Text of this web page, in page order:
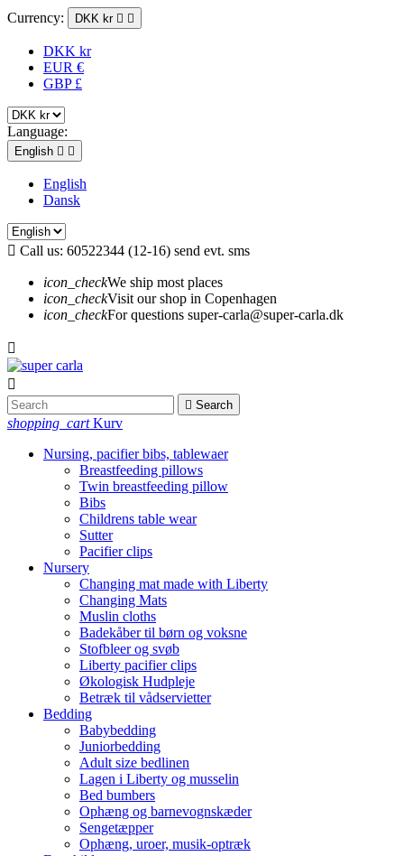
Currency: DKK kr  
DKK kr
EUR €
GBP £
Language:
English  
English
Dansk
 Call us: 60522344 (12-16) send evt. sms
icon_checkWe ship most places
icon_checkVisit our shop in Copenhagen
icon_checkFor questions super-carla@super-carla.dk


 Search
shopping_cart Kurv
Nursing, pacifier bibs, tablewaer
Breastfeeding pillows
Twin breastfeeding pillow
Bibs
Childrens table wear
Sutter
Pacifier clips
Nursery
Changing mat made with Liberty
Changing Mats
Muslin cloths
Badekåber til børn og voksne
Stofbleer og svøb
Liberty pacifier clips
Økologisk Hudpleje
Betræk til vådservietter
Bedding
Babybedding
Juniorbedding
Adult size bedlinen
Lagen i Liberty og musselin
Bed bumbers
Ophæng og barnevognskæder
Sengetæpper
Ophæng, uroer, musik-optræk